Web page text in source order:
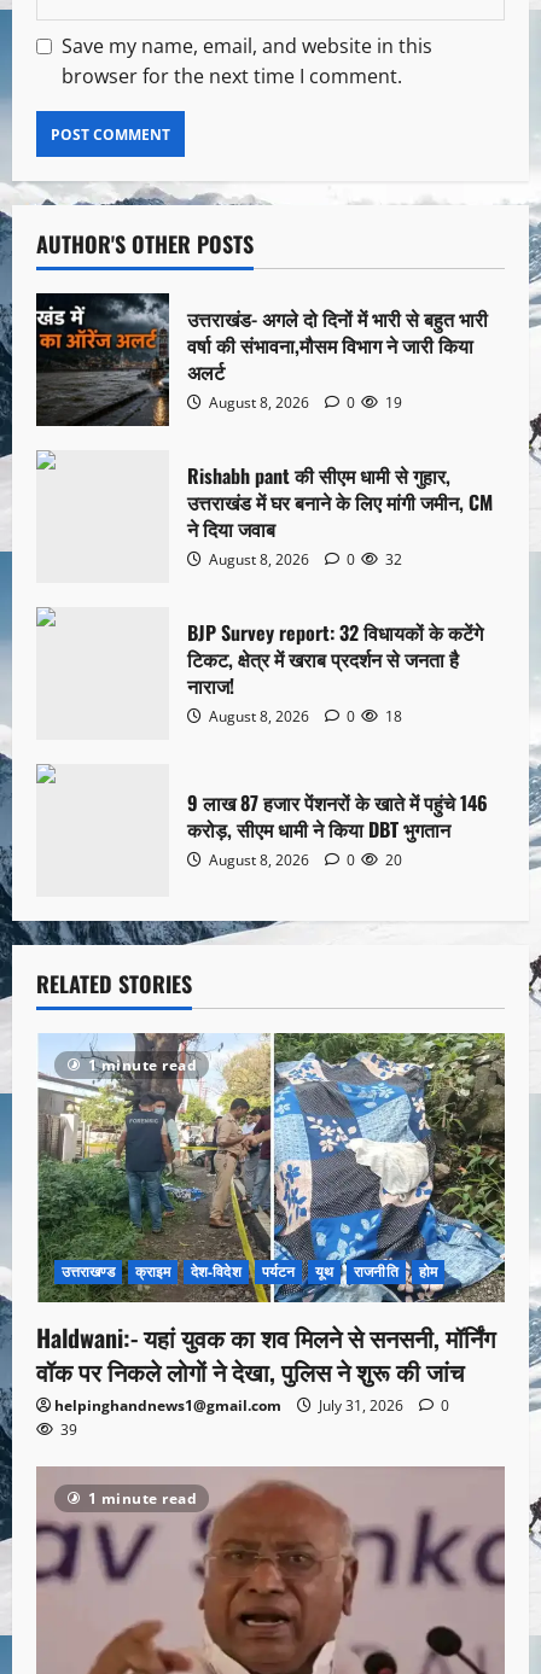
Save my name, email, and website in this
browser for the next time I comment.
AUTHOR'S OTHER POSTS
उत्तराखंड- अगले दो दिनों में भारी से बहुत भारी
वर्षा की संभावना,मौसम विभाग ने जारी किया
अलर्ट
August 8, 2026 0 19
Rishabh pant की सीएम धामी से गुहार,
उत्तराखंड में घर बनाने के लिए मांगी जमीन, CM
ने दिया जवाब
August 8, 2026 0 32
BJP Survey report: 32 विधायकों के कटेंगे
टिकट, क्षेत्र में खराब प्रदर्शन से जनता है
नाराज!
August 8, 2026 0 18
9 लाख 87 हजार पेंशनरों के खाते में पहुंचे 146
करोड़, सीएम धामी ने किया DBT भुगतान
August 8, 2026 0 20
RELATED STORIES
1 minute read
उत्तराखण्ड क्राइम देश-विदेश पर्यटन यूथ राजनीति होम
Haldwani:- यहां युवक का शव मिलने से सनसनी, मॉर्निंग
वॉक पर निकले लोगों ने देखा, पुलिस ने शुरू की जांच
helpinghandnews1@gmail.com July 31, 2026
0
39
1 minute read